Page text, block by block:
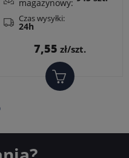
RM87N. Wymiary: 31 x 13
x 9 mm
magazynowy:
Czas wysyłki:
24h
7,55 zł/szt.